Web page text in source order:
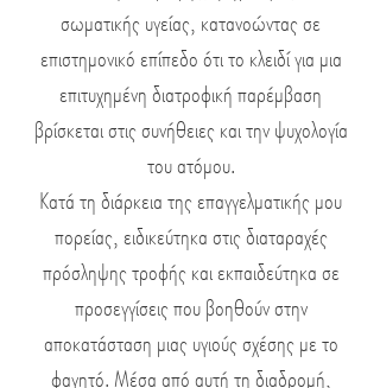
σωματικής υγείας, κατανοώντας σε
επιστημονικό επίπεδο ότι το κλειδί για μια
επιτυχημένη διατροφική παρέμβαση
βρίσκεται στις συνήθειες και την ψυχολογία
του ατόμου.
Κατά τη διάρκεια της επαγγελματικής μου
πορείας, ειδικεύτηκα στις διαταραχές
πρόσληψης τροφής και εκπαιδεύτηκα σε
προσεγγίσεις που βοηθούν στην
αποκατάσταση μιας υγιούς σχέσης με το
φαγητό. Μέσα από αυτή τη διαδρομή,